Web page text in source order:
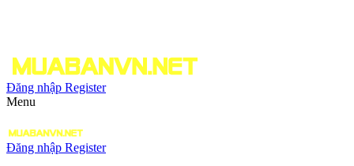
Đăng nhập Register
Menu
Đăng nhập Register